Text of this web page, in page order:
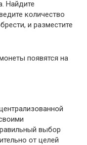
Найдите
количество
и разместите
появятся на
выбор
от целей